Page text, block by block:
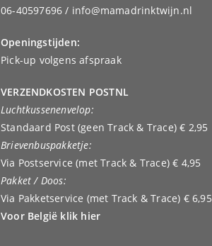
06-40597696 / info@mamadrinktwijn.nl
Openingstijden:
Pick-up volgens afspraak
VERZENDKOSTEN POSTNL
Luchtkussenenvelop:
Standaard Post (geen Track & Trace) € 2,95
Brievenbuspakketje:
Via Postservice (met Track & Trace) € 4,95
Pakket / Doos:
Via Pakketservice (met Track & Trace) € 6,95
Voor België klik hier